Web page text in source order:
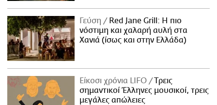
Γεύση
Red Jane Grill: Η πιο
νόστιμη και χαλαρή αυλή στα
Χανιά (ίσως και στην Ελλάδα)
Είκοσι χρόνια LIFO
Tρεις
σημαντικοί Έλληνες μουσικοί, τρεις
μεγάλες απώλειες